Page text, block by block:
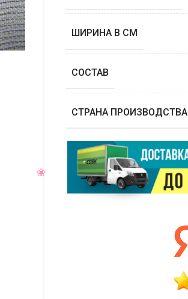
ШИРИНА В СМ
СОСТАВ
СТРАНА ПРОИЗВОДСТВА